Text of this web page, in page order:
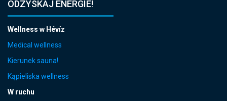
ODZYSKAJ ENERGIE!
Wellness w Hévíz
Medical wellness
Kierunek sauna!
Kąpieliska wellness
W ruchu